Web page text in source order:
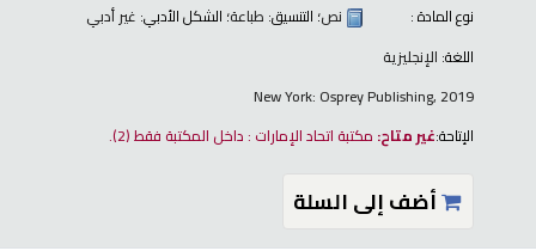
نوع المادة :
نص؛ التنسيق: طباعة؛ الشكل الأدبي: غير أدبي
اللغة: الإنجليزية
New York: Osprey Publishing, 2019
الإتاحة:غير متاح: مكتبة اتحاد الإمارات : داخل المكتبة فقط(2).
أضف إلى السلة